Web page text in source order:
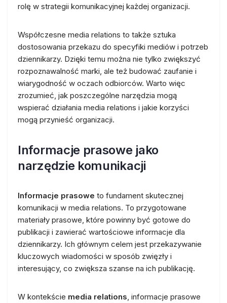
rolę w strategii komunikacyjnej każdej organizacji.
Współczesne media relations to także sztuka
dostosowania przekazu do specyfiki mediów i potrzeb
dziennikarzy. Dzięki temu można nie tylko zwiększyć
rozpoznawalność marki, ale też budować zaufanie i
wiarygodność w oczach odbiorców. Warto więc
zrozumieć, jak poszczególne narzędzia mogą
wspierać działania media relations i jakie korzyści
mogą przynieść organizacji.
Informacje prasowe jako
narzędzie komunikacji
Informacje prasowe to fundament skutecznej
komunikacji w media relations. To przygotowane
materiały prasowe, które powinny być gotowe do
publikacji i zawierać wartościowe informacje dla
dziennikarzy. Ich głównym celem jest przekazywanie
kluczowych wiadomości w sposób zwięzły i
interesujący, co zwiększa szanse na ich publikację.
W kontekście media relations, informacje prasowe